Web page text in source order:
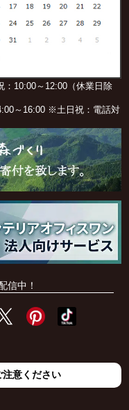
：10:00～12:00（休業日除
～16:00 ※土日祝：電話対
信中！
注意ください